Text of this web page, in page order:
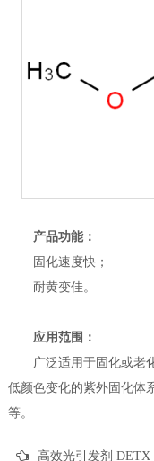
产品功能：
固化速度快；
耐黄变佳。
应用范围：
广泛适用于固化或老化
低颜色变化的紫外固化体
等。